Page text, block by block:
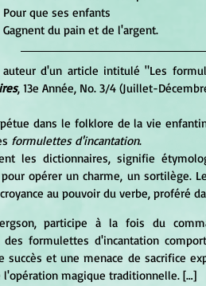
					Pour que ses enfants
auteur d'un article intitulé "Les
, 13e Année, No. 3/4 (Juillet-
dans le folklore de la vie
formulettes d'incantation.
les dictionnaires, signifie
opérer un charme, un sortilège.
au pouvoir du verbe, proféré
participe à la fois du
formulettes d'incantation
succès et une menace de sacrifice
magique traditionnelle. […]